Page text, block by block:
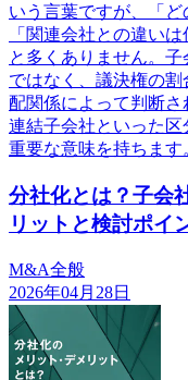
いう言葉ですが、「ど
「関連会社との違い
と多くありません。
ではなく、議決権の
配関係によって判断
連結子会社といった
重要な意味を持ちます
分社化とは？子会
リットと検討ポイ
M&A全般
2026年04月28日